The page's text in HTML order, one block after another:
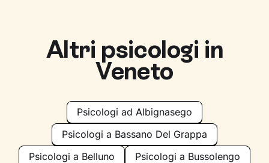
Altri psicologi in
Veneto
Psicologi ad Albignasego
Psicologi a Bassano Del Grappa
Psicologi a Belluno
Psicologi a Bussolengo